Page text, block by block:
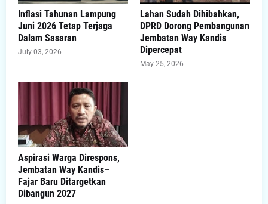
Inflasi Tahunan Lampung
Juni 2026 Tetap Terjaga
Dalam Sasaran
July 03, 2026
Lahan Sudah Dihibahkan,
DPRD Dorong Pembangunan
Jembatan Way Kandis
Dipercepat
May 25, 2026
Aspirasi Warga Direspons,
Jembatan Way Kandis–
Fajar Baru Ditargetkan
Dibangun 2027